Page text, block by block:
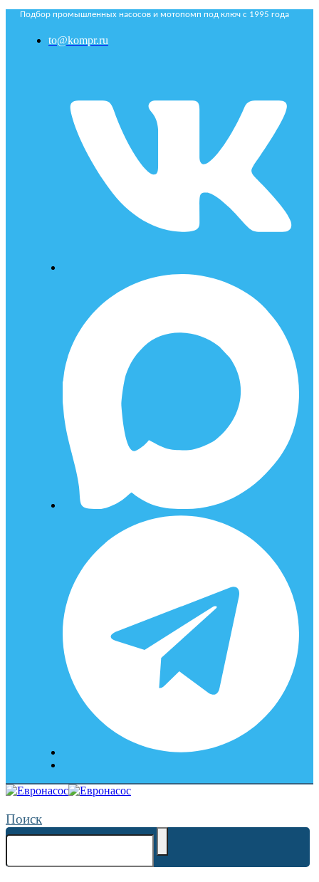
Подбор промышленных насосов и мотопомп под ключ с 1995 года
to@kompr.ru
Поиск